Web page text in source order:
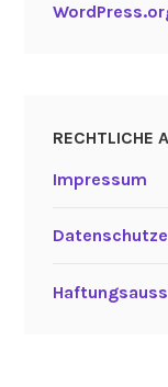
RECHTLICHE
Impressum